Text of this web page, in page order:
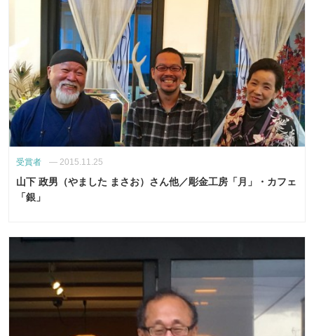
受賞者 — 2015.11.25
山下 政男（やました まさお）さん他／彫金工房「月」・カフェ
「銀」